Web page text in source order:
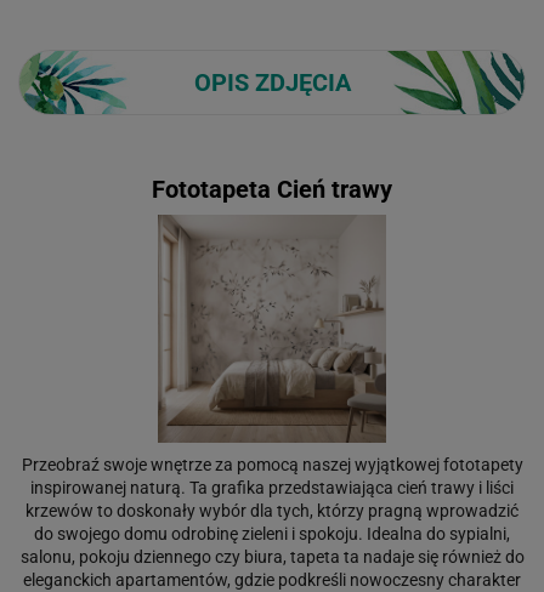
OPIS ZDJĘCIA
Fototapeta Cień trawy
Przeobraź swoje wnętrze za pomocą naszej wyjątkowej fototapety
inspirowanej naturą. Ta grafika przedstawiająca cień trawy i liści
krzewów to doskonały wybór dla tych, którzy pragną wprowadzić
do swojego domu odrobinę zieleni i spokoju. Idealna do sypialni,
salonu, pokoju dziennego czy biura, tapeta ta nadaje się również do
eleganckich apartamentów, gdzie podkreśli nowoczesny charakter